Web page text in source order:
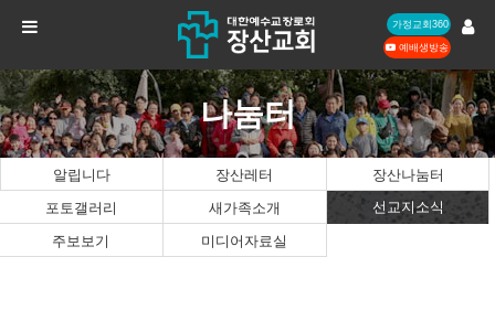
가정교회360
예배생방송
나눔터
알립니다 장산레터
장산나눔터
포토갤러리
새가족소개 선교지소식
주보보기 미디어자료실